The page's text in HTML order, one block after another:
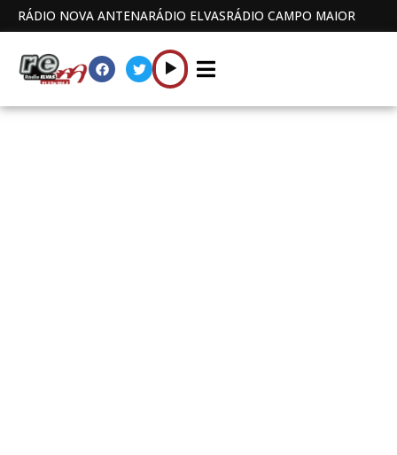
RÁDIO NOVA ANTENARÁDIO ELVASRÁDIO CAMPO MAIOR